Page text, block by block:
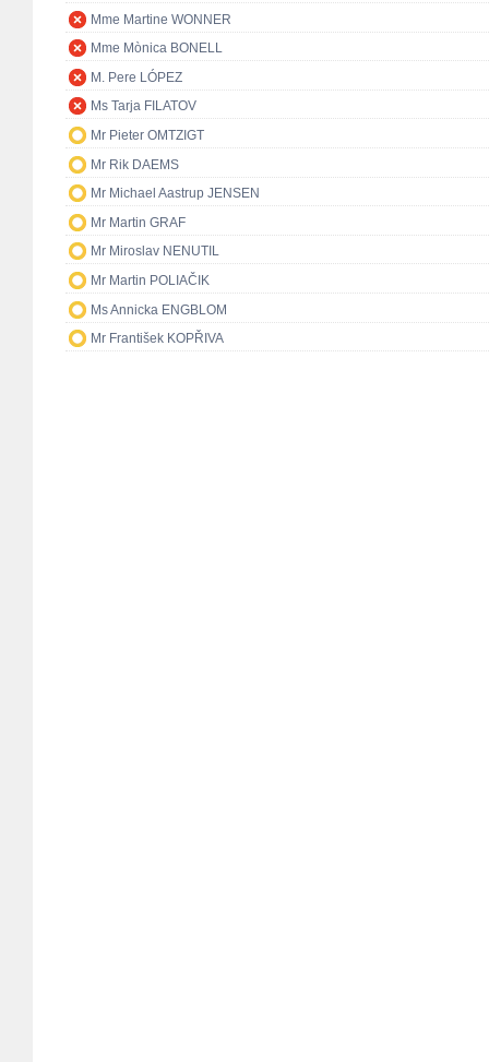
Mme Martine WONNER
Mme Mònica BONELL
M. Pere LÓPEZ
Ms Tarja FILATOV
Mr Pieter OMTZIGT
Mr Rik DAEMS
Mr Michael Aastrup JENSEN
Mr Martin GRAF
Mr Miroslav NENUTIL
Mr Martin POLIAČIK
Ms Annicka ENGBLOM
Mr František KOPŘIVA